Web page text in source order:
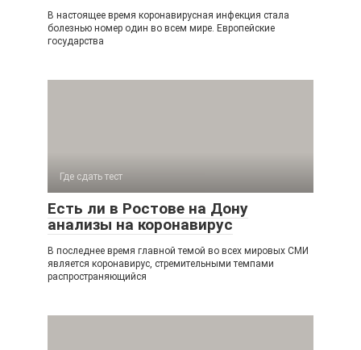
В настоящее время коронавирусная инфекция стала
болезнью номер один во всем мире. Европейские
государства
Где сдать тест
Есть ли в Ростове на Дону
анализы на коронавирус
В последнее время главной темой во всех мировых СМИ
является коронавирус, стремительными темпами
распространяющийся